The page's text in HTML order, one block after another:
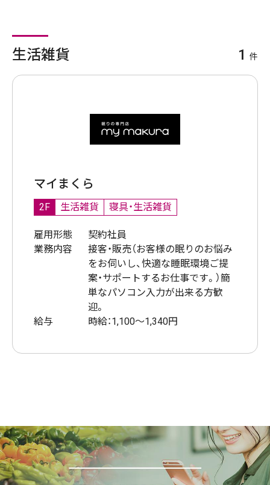
生活雑貨 1 件
マイまくら
2F 生活雑貨 寝具・生活雑貨
雇用形態
契約社員
業務内容
接客・販売（お客様の眠りのお悩み
をお伺いし、快適な睡眠環境ご提
案・サポートするお仕事です。）簡
単なパソコン入力が出来る方歓
迎。
給与
時給：1,100～1,340円